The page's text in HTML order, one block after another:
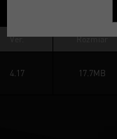
Ver. Rozmiar
4.17 17.7MB